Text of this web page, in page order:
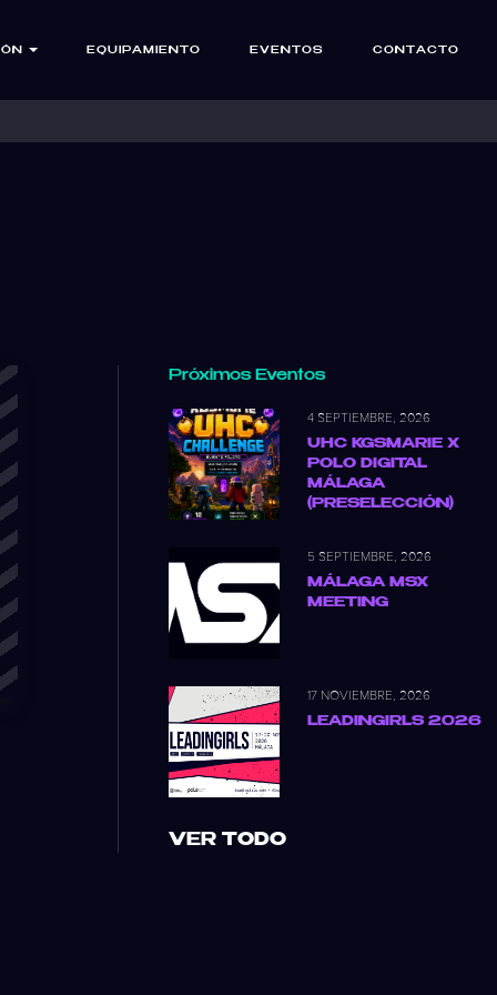
EQUIPAMIENTO EVENTOS CONTACTO
Próximos Eventos
4 SEPTIEMBRE, 2026
UHC KGSMARIE X
POLO DIGITAL
MÁLAGA
(PRESELECCIÓN)
5 SEPTIEMBRE, 2026
MÁLAGA MSX
MEETING
17 NOVIEMBRE, 2026
LEADINGIRLS 2026
VER TODO